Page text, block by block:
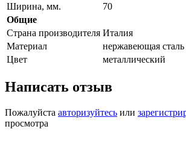
Ширина, мм.
70
Общие
Страна производителя Италия
Материал
нержавеющая сталь
Цвет
металлический
Написать отзыв
Пожалуйста авторизуйтесь или
просмотра